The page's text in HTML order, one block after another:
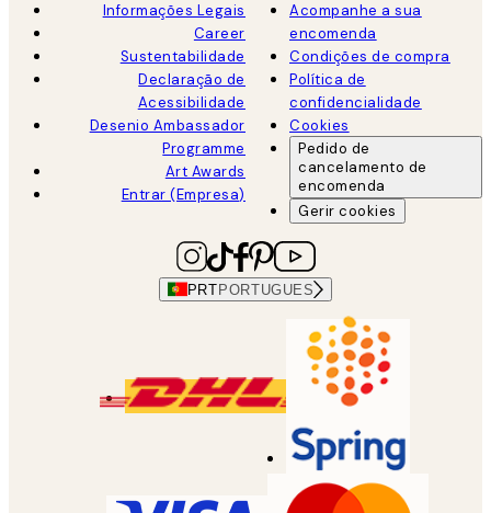
Informações Legais
Career
Sustentabilidade
Declaração de
Acessibilidade
Desenio Ambassador
Programme
Art Awards
Entrar (Empresa)
Acompanhe a sua
encomenda
Condições de compra
Política de
confidencialidade
Cookies
Pedido de
cancelamento de
encomenda
Gerir cookies
PRT PORTUGUES